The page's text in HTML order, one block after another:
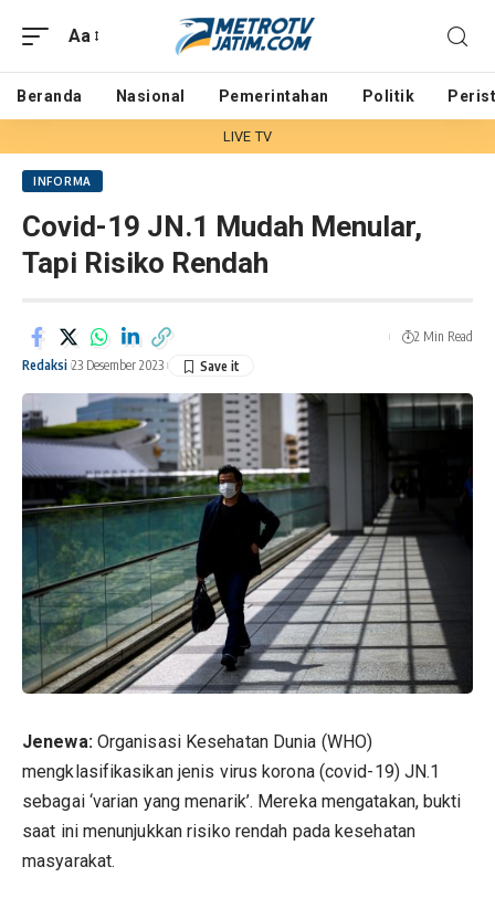
Aa
Beranda Nasional Pemerintahan Politik
LIVE TV
INFORMA
Covid-19 JN.1 Mudah Menular,
Tapi Risiko Rendah
Redaksi 23 Desember 2023
2 Min Read
Jenewa:Organisasi Kesehatan Dunia (WHO)
mengklasifikasikan jenis virus korona (covid-19) JN.1
sebagai ‘varian yang menarik’. Mereka mengatakan, bukti
saat ini menunjukkan risiko rendah pada kesehatan
masyarakat.